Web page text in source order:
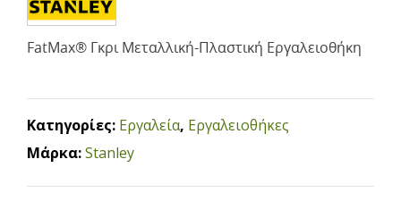
FatMax® Γκρι Μεταλλική-Πλαστική Εργαλειοθήκη
Κατηγορίες: Εργαλεία, Εργαλειοθήκες
Μάρκα:Stanley